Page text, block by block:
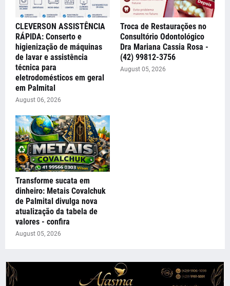
CLEVERSON ASSISTÊNCIA
RÁPIDA: Conserto e
higienização de máquinas
de lavar e assistência
técnica para
eletrodomésticos em geral
em Palmital
August 06, 2026
Troca de Restaurações no
Consultório Odontológico
Dra Mariana Cassia Rosa -
(42) 99812-3756
August 05, 2026
Transforme sucata em
dinheiro: Metais Covalchuk
de Palmital divulga nova
atualização da tabela de
valores - confira
August 05, 2026